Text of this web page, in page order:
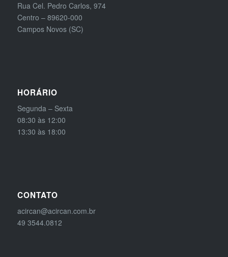
Rua Cel. Pedro Carlos, 974
Centro – 89620-000
Campos Novos (SC)
HORÁRIO
Segunda – Sexta
08:30 às 12:00
13:30 às 18:00
CONTATO
acircan@acircan.com.br
49 3544.0812